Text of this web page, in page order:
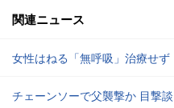
関連ニュース
女性はねる「無呼吸」治療せず
チェーンソーで父襲撃か 目撃談